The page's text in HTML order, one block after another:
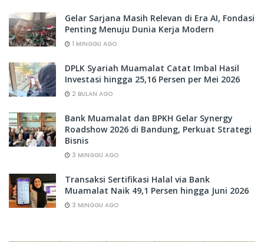
Gelar Sarjana Masih Relevan di Era AI, Fondasi
Penting Menuju Dunia Kerja Modern
1 MINGGU AGO
DPLK Syariah Muamalat Catat Imbal Hasil
Investasi hingga 25,16 Persen per Mei 2026
2 BULAN AGO
Bank Muamalat dan BPKH Gelar Synergy
Roadshow 2026 di Bandung, Perkuat Strategi
Bisnis
3 MINGGU AGO
Transaksi Sertifikasi Halal via Bank
Muamalat Naik 49,1 Persen hingga Juni 2026
3 MINGGU AGO